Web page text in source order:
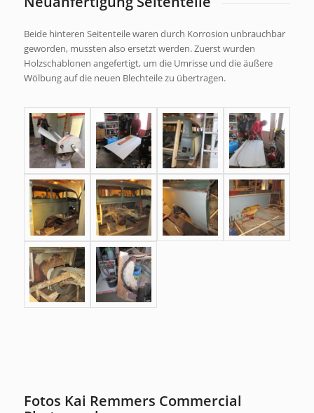
Beide hinteren Seitenteile waren durch Korrosion unbrauchbar
geworden, mussten also ersetzt werden. Zuerst wurden
Holzschablonen angefertigt, um die Umrisse und die äußere
Wölbung auf die neuen Blechteile zu übertragen.
Fotos Kai Remmers Commercial